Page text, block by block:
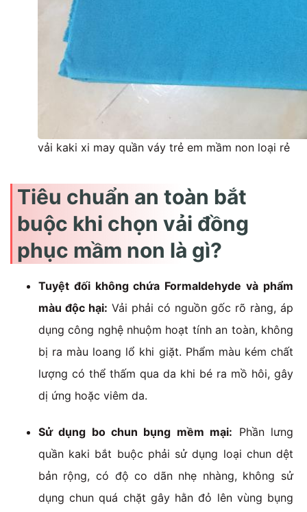
vải kaki xi may quần váy trẻ em mầm non loại rẻ
Tiêu chuẩn an toàn bắt
buộc khi chọn vải đồng
phục mầm non là gì?
Tuyệt đối không chứa Formaldehyde và phẩm
màu độc hại: Vải phải có nguồn gốc rõ ràng, áp
dụng công nghệ nhuộm hoạt tính an toàn, không
bị ra màu loang lổ khi giặt. Phẩm màu kém chất
lượng có thể thấm qua da khi bé ra mồ hôi, gây
dị ứng hoặc viêm da.
Sử dụng bo chun bụng mềm mại: Phần lưng
quần kaki bắt buộc phải sử dụng loại chun dệt
bản rộng, có độ co dãn nhẹ nhàng, không sử
dụng chun quá chặt gây hằn đỏ lên vùng bụng